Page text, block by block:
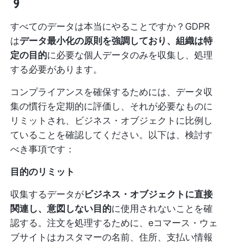
すべてのデータは本当にやることですか？GDPR
はデータ最小化の原則を強調しており、組織は特
定の目的に必要な個人データのみを収集し、処理
する必要があります。
コンプライアンスを確保するためには、データ収
集の慣行を定期的に評価し、それが必要なものに
リミットされ、ビジネス・オブジェクトに比例し
ていることを確認してください。以下は、検討す
べき事項です：
目的のリミット
収集するデータがビジネス・オブジェクトに直接
関連し、意図しない目的に使用されないことを確
認する。注文を処理するために、eコマース・ウェ
ブサイトはカスタマーの名前、住所、支払い情報